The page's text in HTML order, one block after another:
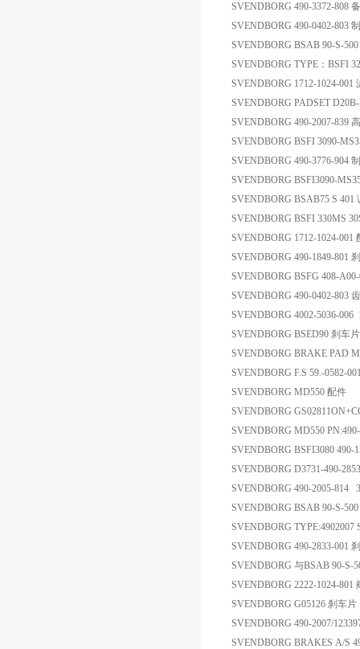
SVENDBORG 490-3372-808
SVENDBORG 490-0402-803
SVENDBORG BSAB 90-S-
SVENDBORG TYPE：BSFI
SVENDBORG 1712-1024-001
SVENDBORG PADSET
SVENDBORG 490-2007-839
SVENDBORG BSFI 3090-
SVENDBORG 490-3776-904
SVENDBORG BSFI3090-
SVENDBORG BSAB75 S 401
SVENDBORG BSFI 330MS
SVENDBORG 1712-1024-001
SVENDBORG 490-1849-801
SVENDBORG BSFG 408-
SVENDBORG 490-0402-803
SVENDBORG 4002-5036-
SVENDBORG BSED90 刹车片
SVENDBORG BRAKE PAD
SVENDBORG F.S 59.-0582-
SVENDBORG MD550 配件
SVENDBORG
SVENDBORG MD550
SVENDBORG BSFI3080 490-
SVENDBORG D3731-490-
SVENDBORG 490-2005-814
SVENDBORG BSAB 90-S-
SVENDBORG TYPE:4902007
SVENDBORG 490-2833-001
SVENDBORG 与BSAB 90-S-
SVENDBORG 2222-1024-801
SVENDBORG G05126 刹车片
SVENDBORG 490-2007/
SVENDBORG BRAKES A/S